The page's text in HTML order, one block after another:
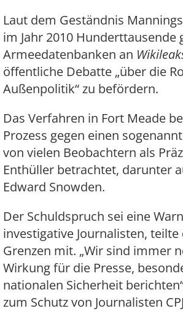
Laut dem Geständnis
im Jahr 2010
Armeedatenbanken an
öffentliche Debatte „über die
Außenpolitik“ zu befördern.
Das Verfahren in Fort Meade
Prozess gegen einen
von vielen Beobachtern als
Enthüller betrachtet, darunter
Edward Snowden.
Der Schuldspruch sei eine
investigative Journalisten,
Grenzen mit. „Wir sind immer
Wirkung für die Presse,
nationalen Sicherheit
zum Schutz von Journalisten